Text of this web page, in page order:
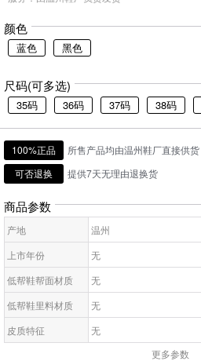
颜色
蓝色 黑色
尺码(可多选)
35码 36码 37码 38码
100%正品
所售产品均由温州鞋厂直接供货
可否退换
提供7天无理由退换货
商品参数
产地
温州
上市年份
无
低帮鞋帮面材质
无
低帮鞋里料材质
无
皮质特征
无
更多参数